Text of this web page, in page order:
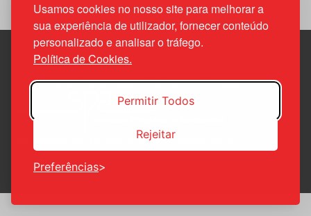
Usamos cookies no nosso site para melhorar a
sua experiência de utilizador, fornecer conteúdo
personalizado e analisar o tráfego.
Política de Cookies.
Permitir Todos
Rejeitar
Preferências
Política de Privacidade Política de Cookies
Sociedade Portuguesa de Aterosclerose 2026